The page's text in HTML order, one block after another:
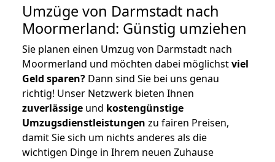
Umzüge von Darmstadt nach
Moormerland: Günstig umziehen
Sie planen einen Umzug von Darmstadt nach
Moormerland und möchten dabei möglichstviel
Geld sparen? Dann sind Sie bei uns genau
richtig! Unser Netzwerk bieten Ihnen
zuverlässige und kostengünstige
Umzugsdienstleistungen zu fairen Preisen,
damit Sie sich um nichts anderes als die
wichtigen Dinge in Ihrem neuen Zuhause